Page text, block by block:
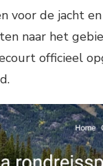
voor de jacht
naar het
officieel